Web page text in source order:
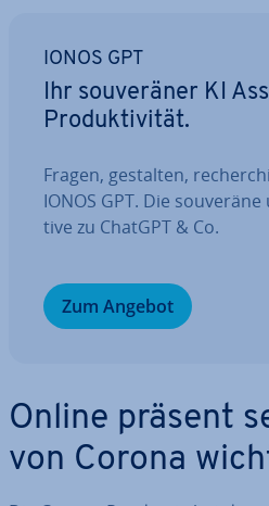
IONOS GPT
Ihr sou­ve­rä­ner KI
Pro­duk­ti­vi­tät.
Fragen, gestalten,
IONOS GPT. Die
ti­ve zu ChatGPT & Co.
Zum Angebot
Online präsent
von Corona